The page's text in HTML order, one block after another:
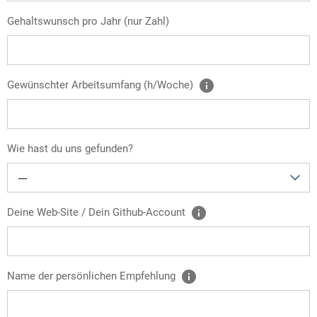
Gehaltswunsch pro Jahr (nur Zahl)
Gewünschter Arbeitsumfang (h/Woche)
Wie hast du uns gefunden?
---
Deine Web-Site / Dein Github-Account
Name der persönlichen Empfehlung